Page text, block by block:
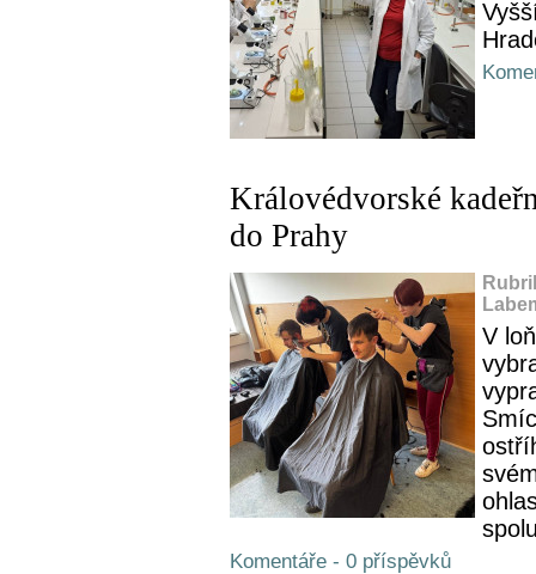
Královédvorské
do Prahy
V
Komentáře - 0 příspěvků